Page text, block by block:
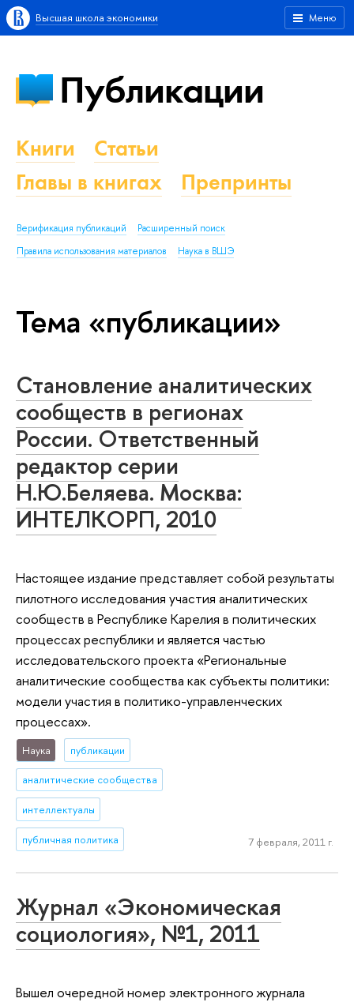
Меню
Высшая школа экономики
Публикации
Книги
Статьи
Главы в книгах
Препринты
Верификация публикаций
Расширенный поиск
Правила использования материалов
Наука в ВШЭ
Тема «публикации»
Становление аналитических
сообществ в регионах
России. Ответственный
редактор серии
Н.Ю.Беляева. Москва:
ИНТЕЛКОРП, 2010
Настоящее издание представляет собой результаты
пилотного исследования участия аналитических
сообществ в Республике Карелия в политических
процессах республики и является частью
исследовательского проекта «Региональные
аналитические сообщества как субъекты политики:
модели участия в политико-управленческих
процессах».
Наука публикации
аналитические сообщества
интеллектуалы
публичная политика 7 февраля, 2011 г.
Журнал «Экономическая
социология», №1, 2011
Вышел очередной номер электронного журнала